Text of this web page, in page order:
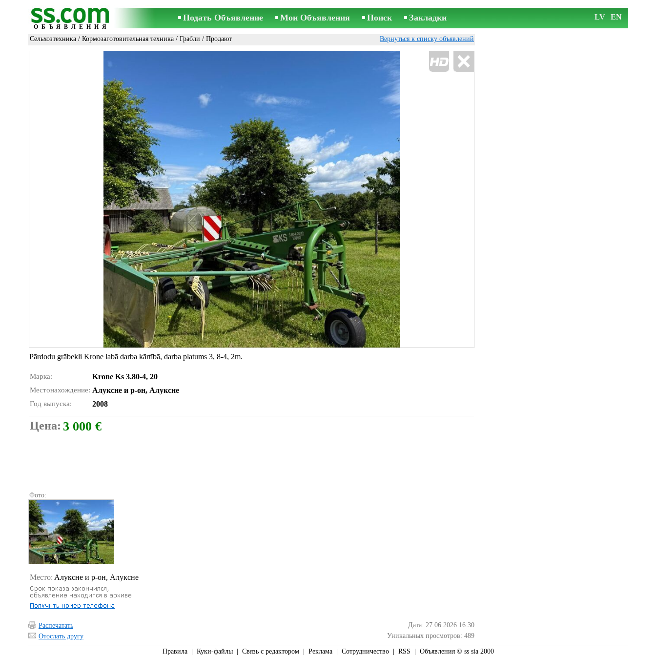
ОБЪЯВЛЕНИЯ
Подать Объявление Мои Объявления Поиск Закладки LV EN
Сельхозтехника / Кормозаготовительная техника / Грабли / Продают Вернуться к списку объявлений
Pārdodu grābekli Krone labā darba kārtībā, darba platums 3, 8-4, 2m.
Марка: Krone Ks 3.80-4, 20
Местонахождение: Алуксне и р-он, Алуксне
Год выпуска: 2008
Цена: 3 000 €
Фото:
Место: Алуксне и р-он, Алуксне
Распечатать
Дата: 27.06.2026 16:30
Отослать другу
Уникальных просмотров: 489
Правила| Куки-файлы| Связь с редактором| Реклама| Сотрудничество| RSS | Объявления © ss sia 2000